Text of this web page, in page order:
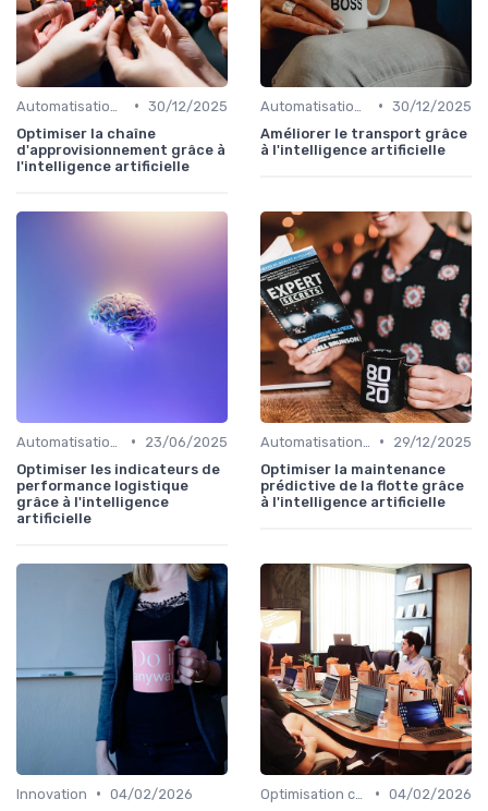
• 30/12/2025
Optimiser la chaîne
d'approvisionnement grâce à
l'intelligence artificielle
• 30/12/2025
Améliorer le transport grâce
à l'intelligence artificielle
•
23/06/2025
Optimiser les indicateurs de
performance logistique
grâce à l'intelligence
artificielle
•
29/12/2025
Optimiser la maintenance
prédictive de la flotte grâce
à l'intelligence artificielle
Innovation • 04/02/2026
• 04/02/2026